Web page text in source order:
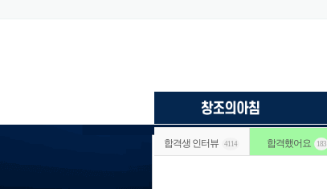
합격생 인터뷰 4114 합격했어요 183